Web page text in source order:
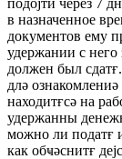
подојти через 7
в назначенное
документов ему
удержании с него
должен был
длә
находитғсә на
удержанны
можно ли податғ
как обҹәснитғ